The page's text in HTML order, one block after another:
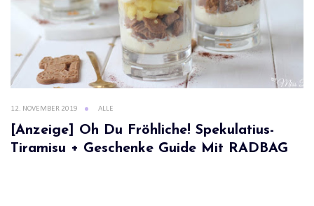
12. NOVEMBER 2019 ALLE
[Anzeige] Oh Du Fröhliche! Spekulatius-
Tiramisu + Geschenke Guide Mit RADBAG